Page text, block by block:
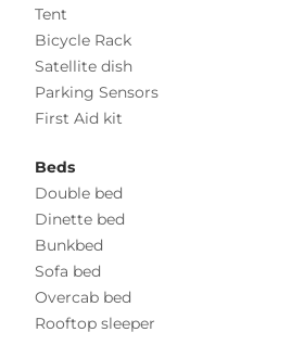
Tent
Bicycle Rack
Satellite dish
Parking Sensors
First Aid kit
Beds
Double bed
Dinette bed
Bunkbed
Sofa bed
Overcab bed
Rooftop sleeper